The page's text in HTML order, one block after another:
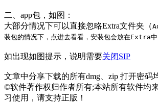
二、app包，如图：
大部分情况下可以直接忽略Extra文件夹（
装包的情况下，点进去看看，安装包会放在Extra中
如出现如图提示，说明需要关闭SIP
文章中分享下载的所有dmg、zip 打开密码
©软件著作权归作者所有;本站所有软件均
习使用，请支持正版！